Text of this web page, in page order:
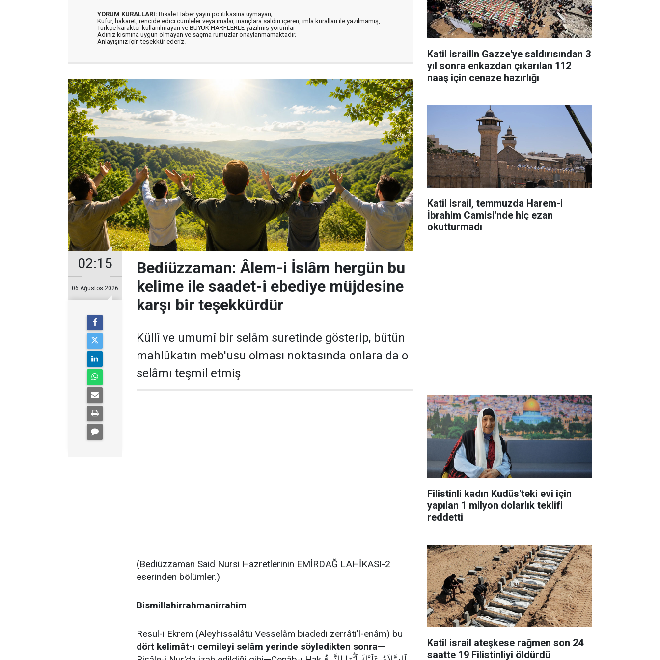
YORUM KURALLARI: Risale Haber yayın politikasına uymayan;
Küfür, hakaret, rencide edici cümleler veya imalar, inançlara saldırı içeren, imla kuralları ile yazılmamış,
Türkçe karakter kullanılmayan ve BÜYÜK HARFLERLE yazılmış yorumlar
Adınız kısmına uygun olmayan ve saçma rumuzlar onaylanmamaktadır.
Anlayışınız için teşekkür ederiz.
02:15
06 Ağustos 2026
Bediüzzaman: Âlem-i İslâm hergün bu
kelime ile saadet-i ebediye müjdesine
karşı bir teşekkürdür
Küllî ve umumî bir selâm suretinde gösterip, bütün
mahlûkatın meb'usu olması noktasında onlara da o
selâmı teşmil etmiş
(Bediüzzaman Said Nursi Hazretlerinin EMİRDAĞ LAHİKASI-2
eserinden bölümler.)
Bismillahirrahmanirrahim
Resul-i Ekrem (Aleyhissalâtü Vesselâm biadedi zerrâti'l-enâm) bu
dört kelimât-ı cemileyi selâm yerinde söyledikten sonra—
Katil israilin Gazze'ye saldırısından 3
yıl sonra enkazdan çıkarılan 112
naaş için cenaze hazırlığı
Katil israil, temmuzda Harem-i
İbrahim Camisi'nde hiç ezan
okutturmadı
Filistinli kadın Kudüs'teki evi için
yapılan 1 milyon dolarlık teklifi
reddetti
Katil israil ateşkese rağmen son 24
saatte 19 Filistinliyi öldürdü